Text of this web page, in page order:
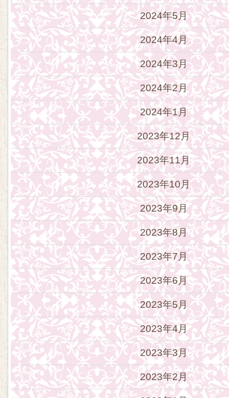
2024年5月
2024年4月
2024年3月
2024年2月
2024年1月
2023年12月
2023年11月
2023年10月
2023年9月
2023年8月
2023年7月
2023年6月
2023年5月
2023年4月
2023年3月
2023年2月